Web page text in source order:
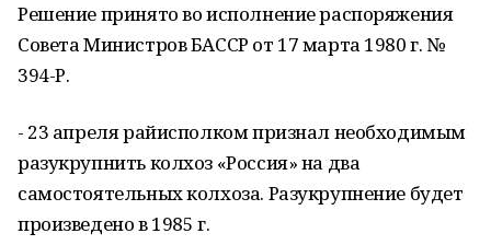
Решение принято во исполнение распоряжения
Совета Министров БАССР от 17 марта 1980 г. №
394-Р.
- 23 апреля райисполком признал необходимым
разукрупнить колхоз «Россия» на два
самостоятельных колхоза. Разукрупнение будет
произведено в 1985 г.